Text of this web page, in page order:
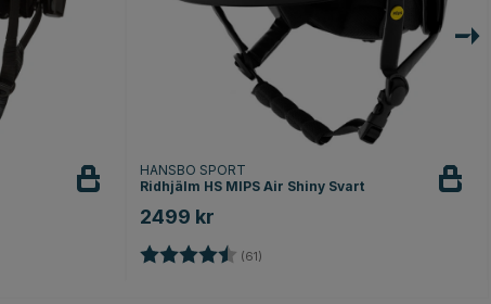
HANSBO SPORT
Ridhjälm HS MIPS Air Shiny Svart
2499 kr
Betyg: (61)